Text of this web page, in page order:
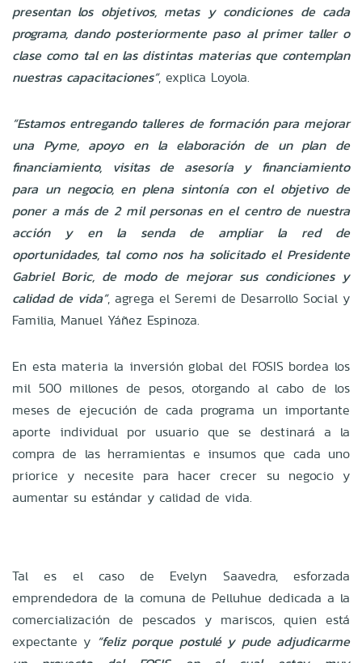
presentan los objetivos, metas y condiciones de cada
programa, dando posteriormente paso al primer taller o
clase como tal en las distintas materias que contemplan
nuestras capacitaciones”, explica Loyola.
“Estamos entregando talleres de formación para mejorar
una Pyme, apoyo en la elaboración de un plan de
financiamiento, visitas de asesoría y financiamiento
para un negocio, en plena sintonía con el objetivo de
poner a más de 2 mil personas en el centro de nuestra
acción y en la senda de ampliar la red de
oportunidades, tal como nos ha solicitado el Presidente
Gabriel Boric, de modo de mejorar sus condiciones y
calidad de vida”, agrega el Seremi de Desarrollo Social y
Familia, Manuel Yáñez Espinoza.
En esta materia la inversión global del FOSIS bordea los
mil 500 millones de pesos, otorgando al cabo de los
meses de ejecución de cada programa un importante
aporte individual por usuario que se destinará a la
compra de las herramientas e insumos que cada uno
priorice y necesite para hacer crecer su negocio y
aumentar su estándar y calidad de vida.
Tal es el caso de Evelyn Saavedra, esforzada
emprendedora de la comuna de Pelluhue dedicada a la
comercialización de pescados y mariscos, quien está
expectante y “feliz porque postulé y pude adjudicarme